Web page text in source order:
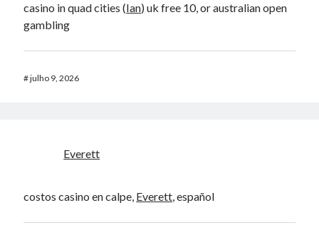
casino in quad cities (Ian) uk free 10, or australian open
gambling
#julho 9, 2026
Everett
costos casino en calpe, Everett, español